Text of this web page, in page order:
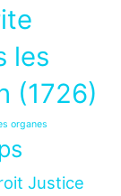
les
(1726)
organes
Justice